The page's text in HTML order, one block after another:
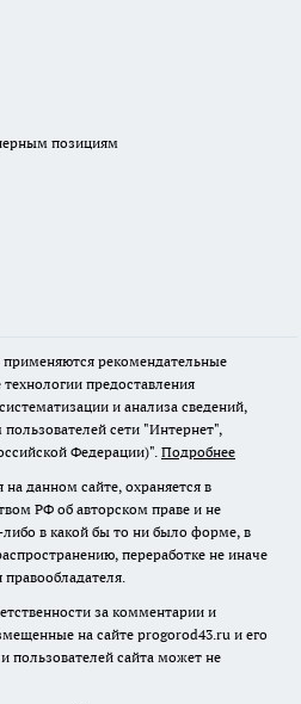
позициям
рекомендательные
предоставления
и анализа сведений,
сети "Интернет",
Федерации)". Подробнее
данном сайте, охраняется в
РФ об авторском праве и не
в какой бы то ни было форме, в
переработке не иначе
за комментарии и
на сайте progorod43.ru и его
пользователей сайта может не